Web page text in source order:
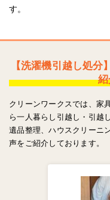
す。
【洗濯機引越し処
クリーンワークスでは、家
ら一人暮らし引越し・引越
遺品整理、ハウスクリーニ
声をご紹介しております。